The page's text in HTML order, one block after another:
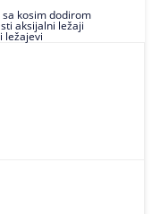
kosim dodirom
aksijalni ležaji
ležajevi